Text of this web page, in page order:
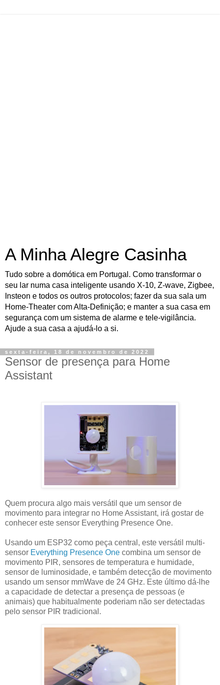
A Minha Alegre Casinha
Tudo sobre a domótica em Portugal. Como transformar o
seu lar numa casa inteligente usando X-10, Z-wave, Zigbee,
Insteon e todos os outros protocolos; fazer da sua sala um
Home-Theater com Alta-Definição; e manter a sua casa em
segurança com um sistema de alarme e tele-vigilância.
Ajude a sua casa a ajudá-lo a si.
sexta-feira, 18 de novembro de 2022
Sensor de presença para Home
Assistant
Quem procura algo mais versátil que um sensor de
movimento para integrar no Home Assistant, irá gostar de
conhecer este sensor Everything Presence One.
Usando um ESP32 como peça central, este versátil multi-
sensor Everything Presence One combina um sensor de
movimento PIR, sensores de temperatura e humidade,
sensor de luminosidade, e também detecção de movimento
usando um sensor mmWave de 24 GHz. Este último dá-lhe
a capacidade de detectar a presença de pessoas (e
animais) que habitualmente poderiam não ser detectadas
pelo sensor PIR tradicional.